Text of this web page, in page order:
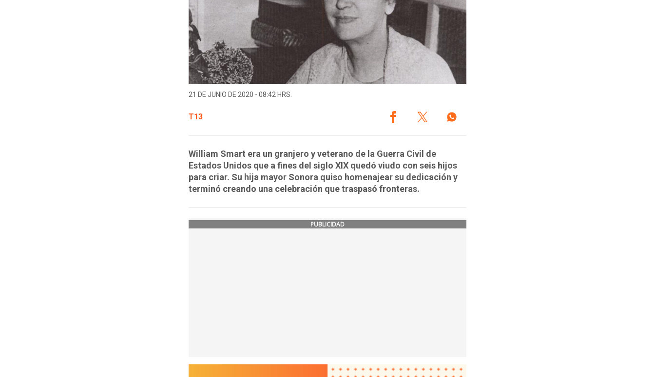
21 DE JUNIO DE 2020 - 08:42 HRS.
T13
William Smart era un granjero y veterano de la Guerra Civil de
Estados Unidos que a fines del siglo XIX quedó viudo con seis hijos
para criar. Su hija mayor Sonora quiso homenajear su dedicación y
terminó creando una celebración que traspasó fronteras.
PUBLICIDAD